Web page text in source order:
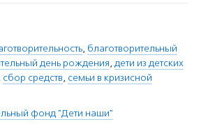
, благотворительный
день рождения, дети из детских
сбор средств, семьи в кризисной
фонд "Дети наши"